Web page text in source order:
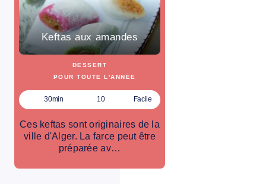
Keftas aux amandes
DESSERT
POUR TOUTE L'ANNÉE
30min 10 Facile
Ces keftas sont originaires de la
ville d'Alger. La farce peut être
préparée av…